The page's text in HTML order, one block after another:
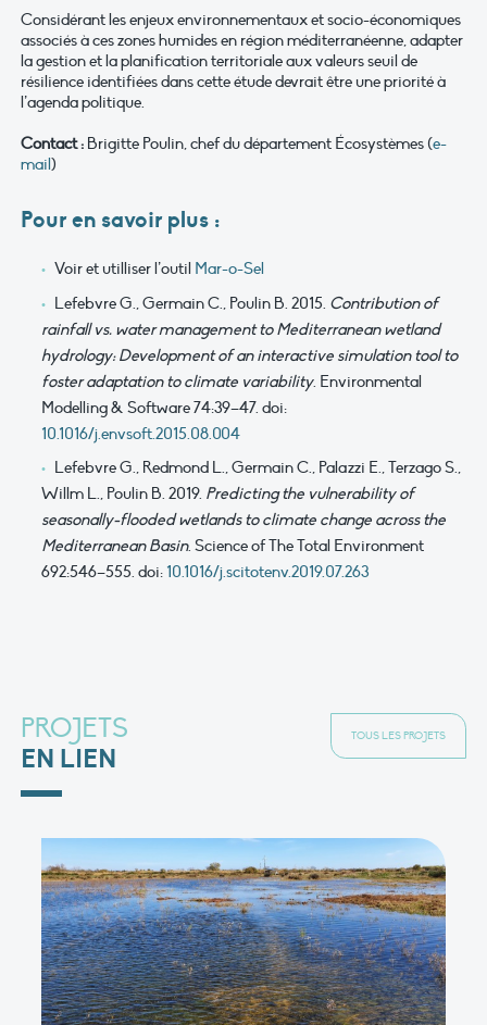
Considérant les enjeux environnementaux et socio-économiques
associés à ces zones humides en région méditerranéenne, adapter
la gestion et la planification territoriale aux valeurs seuil de
résilience identifiées dans cette étude devrait être une priorité à
l’agenda politique.
Contact : Brigitte Poulin, chef du département Écosystèmes (e-
mail)
Pour en savoir plus :
Voir et utilliser l’outil Mar-o-Sel
Lefebvre G., Germain C., Poulin B. 2015. Contribution of
rainfall vs. water management to Mediterranean wetland
hydrology: Development of an interactive simulation tool to
foster adaptation to climate variability. Environmental
Modelling & Software 74:39–47. doi:
10.1016/j.envsoft.2015.08.004
Lefebvre G., Redmond L., Germain C., Palazzi E., Terzago S.,
Willm L., Poulin B. 2019. Predicting the vulnerability of
seasonally-flooded wetlands to climate change across the
Mediterranean Basin. Science of The Total Environment
692:546–555. doi: 10.1016/j.scitotenv.2019.07.263
PROJETS
EN LIEN
TOUS LES PROJETS